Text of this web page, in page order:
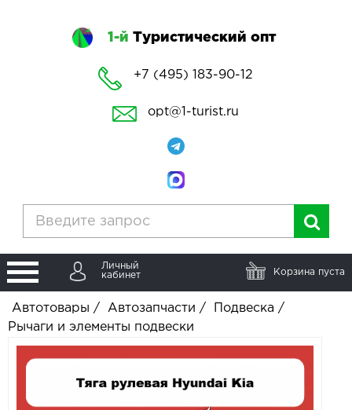
1-й Туристический опт
+7 (495) 183-90-12
opt@1-turist.ru
Личный
кабинет
Корзина пуста
Автотовары / Автозапчасти / Подвеска /
Рычаги и элементы подвески